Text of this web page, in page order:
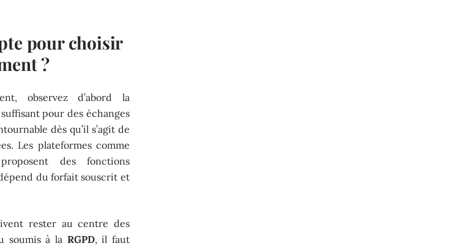
pour choisir
?
observez d’abord la
suffisant pour des échanges
dès qu’il s’agit de
Les plateformes comme
des fonctions
du forfait souscrit et
rester au centre des
soumis à la RGPD, il faut